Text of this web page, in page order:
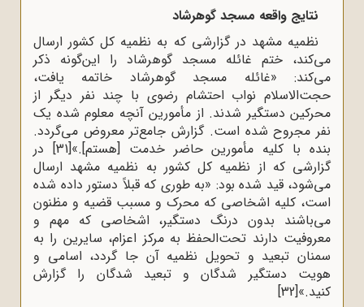
نتایج واقعه مسجد گوهرشاد
نظمیه‌ مشهد در گزارشى که به نظمیه کل کشور ارسال
می‌کند، ختم غائله‌ مسجد گوهرشاد را این‌گونه ذکر
می‌کند: «غائله‌ مسجد گوهرشاد خاتمه یافت،
حجت‌الاسلام نواب احتشام رضوی با چند نفر دیگر از
محرکین دستگیر شدند. از مأمورین آنچه معلوم شده یک
نفر مجروح شده است. گزارش جامع‌تر معروض مى‌گردد.
بنده با کلیه‌ مأمورین حاضر خدمت ]هستم[
.»
[31] در
گزارشی که از نظمیه‌ کل کشور به نظمیه‌ مشهد ارسال
می‌شود، قید شده بود: «به طورى که قبلاً دستور داده شده
است، کلیه‌ اشخاصى که محرک و مسبب قضیه و مظنون
مى‌باشند بدون درنگ دستگیر، اشخاصى که مهم و
معروفیت دارند تحت‌الحفظ به مرکز اعزام، سایرین را به
سمنان تبعید و تحویل نظمیه‌ آن جا گردد، اسامى و
هویت دستگیر شدگان و تبعید شدگان را گزارش
کنید.»[32]